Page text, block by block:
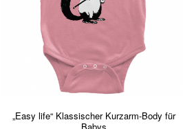
„Easy life“ Klassischer Kurzarm-Body für